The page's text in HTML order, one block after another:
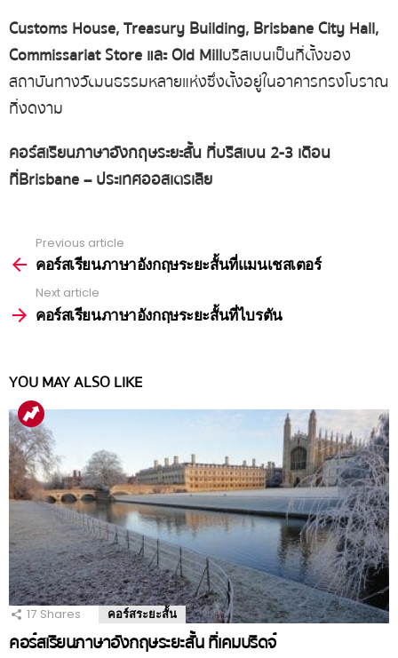
Customs House, Treasury Building, Brisbane City Hall,
Commissariat Store และOld Millบริสเบนเป็นที่ตั้งของ
สถาบันทางวัฒนธรรมหลายแห่งซึ่งตั้งอยู่ในอาคารทรงโบราณ
ที่งดงาม
คอร์สเรียนภาษาอังกฤษระยะสั้น ที่บริสเบน 2-3 เดือน
ที่Brisbane –ประเทศออสเตรเลีย
more
Previous article
คอร์สเรียนภาษาอังกฤษระยะสั้นที่แมนเชสเตอร์
Next article
คอร์สเรียนภาษาอังกฤษระยะสั้นที่ไบรตัน
YOU MAY ALSO LIKE
17 Shares คอร์สระยะสั้น
คอร์สเรียนภาษาอังกฤษระยะสั้น ที่เคมบริดจ์